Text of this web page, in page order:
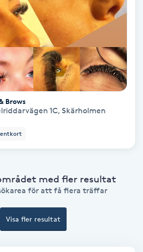
Brows
1C, Skärholmen
med fler resultat
för att få flera träffar
Visa fler resultat